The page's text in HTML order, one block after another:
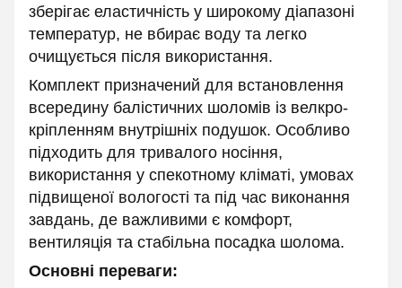
зберігає еластичність у широкому діапазоні
температур, не вбирає воду та легко
очищується після використання.
Комплект призначений для встановлення
всередину балістичних шоломів із велкро-
кріпленням внутрішніх подушок. Особливо
підходить для тривалого носіння,
використання у спекотному кліматі, умовах
підвищеної вологості та під час виконання
завдань, де важливими є комфорт,
вентиляція та стабільна посадка шолома.
Основні переваги: